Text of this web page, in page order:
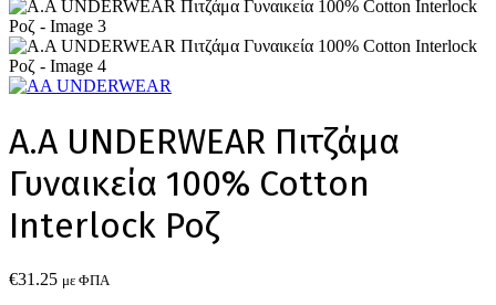
A.A UNDERWEAR Πιτζάμα
Γυναικεία 100% Cotton
Ιnterlock Ροζ
€31.25 με ΦΠΑ